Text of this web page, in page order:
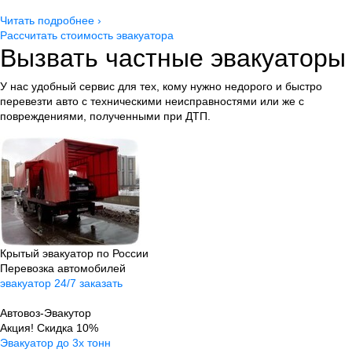
Читать подробнее ›
Рассчитать стоимость эвакуатора
Вызвать частные эвакуаторы
У нас удобный сервис для тех, кому нужно недорого и быстро
перевезти авто с техническими неисправностями или же с
повреждениями, полученными при ДТП.
Крытый эвакуатор по России
Перевозка автомобилей
эвакуатор 24/7 заказать
Автовоз-Эвакутор
Акция! Скидка 10%
Эвакуатор до 3х тонн